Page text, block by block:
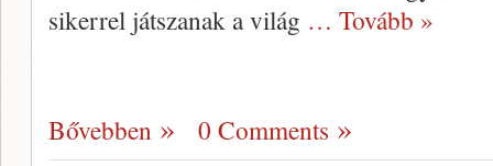
siker­rel játszanak a világ … Tovább »
Bővebben 0 Comments